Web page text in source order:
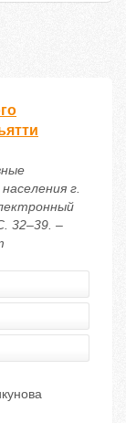
г.
32–39. –